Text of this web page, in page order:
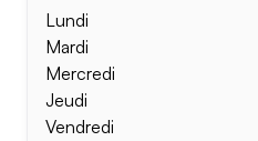
Lundi
Mardi
Mercredi
Jeudi
Vendredi